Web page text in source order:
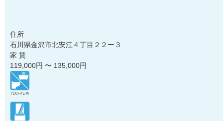
住所
石川県金沢市北安江４丁目２２ー３
家 賃
119,000円 〜 135,000円